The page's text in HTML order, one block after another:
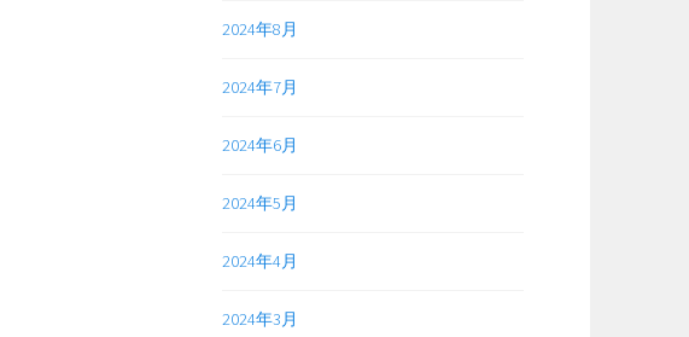
2024年8月
2024年7月
2024年6月
2024年5月
2024年4月
2024年3月